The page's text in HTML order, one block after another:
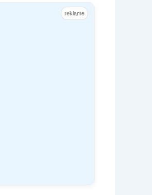
reklame